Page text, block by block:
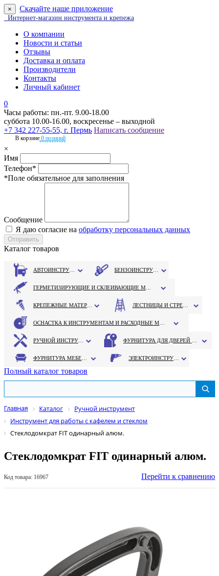
× Скачайте наше приложение
Интернет-магазин инструмента и крепежа
О компании
Новости и статьи
Отзывы
Доставка и оплата
Производители
Контакты
Личный кабинет
0
Часы работы: пн.-пт. 9.00-18.00
суббота 10.00-16.00, воскресенье – выходной
+7 342 227-55-55, г. Пермь Написать сообщение
В корзине 0 позиций
×
Имя
Телефон*
*Поле обязательное для заполнения
Сообщение
Я даю согласие на обработку персональных данных
Каталог товаров
Полный каталог товаров
Главная Каталог
Ручной инструмент
Инструмент для работы с кафелем и стеклом
Стеклодомкрат FIT одинарный алюм.
Стеклодомкрат FIT одинарный алюм.
Код товара: 16967 Перейти к сравнению